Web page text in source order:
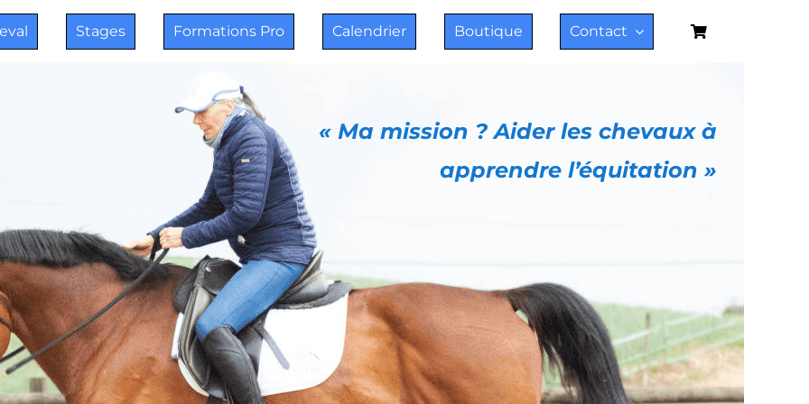
Stages Formations Pro Calendrier Boutique Contact
« Ma mission ? Aider les chevaux à
apprendre l’équitation »